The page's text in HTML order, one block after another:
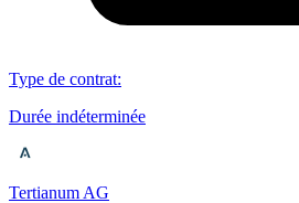
Type de contrat:
Durée indéterminée
Tertianum AG